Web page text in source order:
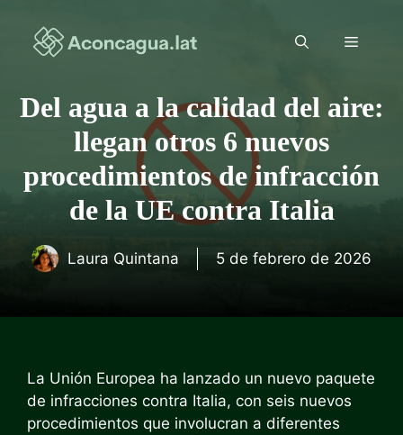
contenido
Menú
Del agua a la calidad del aire:
llegan otros 6 nuevos
procedimientos de infracción
de la UE contra Italia
Laura Quintana 5 de febrero de 2026
La Unión Europea ha lanzado un nuevo paquete
de infracciones contra Italia, con seis nuevos
procedimientos que involucran a diferentes